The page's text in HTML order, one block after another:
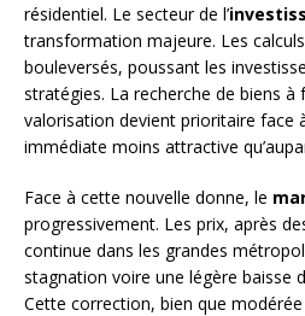
résidentiel. Le secteur de l’
transformation majeure. Les
bouleversés, poussant les
stratégies. La recherche de biens
valorisation devient prioritaire face
immédiate moins attractive
Face à cette nouvelle donne, le
progressivement. Les prix, après
continue dans les grandes
stagnation voire une légère baisse
Cette correction, bien que